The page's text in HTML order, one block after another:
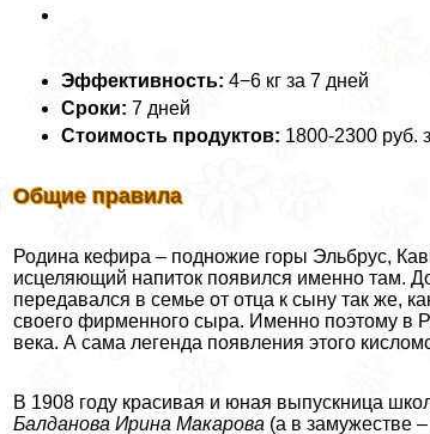
Эффективность: 4−6 кг за 7 дней
Сроки: 7 дней
Стоимость продуктов: 1800-2300 руб.
Общие правила
Родина кефира – подножие горы Эльбрус,
исцеляющий напиток появился именно там.
передавался в семье от отца к сыну так же,
своего фирменного сыра. Именно поэтому в
века. А сама легенда появления этого
В 1908 году красивая и юная выпускница
Балданова Ирина Макарова (а в замужестве